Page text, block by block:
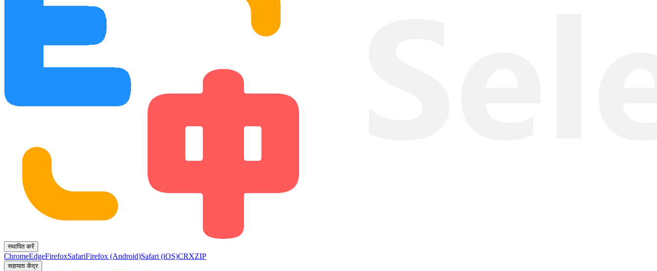
स्थापित करें
ChromeEdgeFirefoxSafariFirefox (Android)Safari (iOS)CRXZIP
सहायता केंद्र